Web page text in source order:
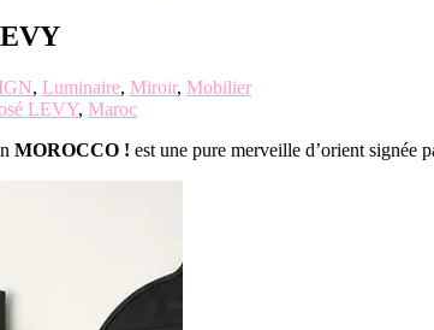
, Luminaire, Miroir, Mobilier
LEVY, Maroc
MOROCCO ! est une pure merveille d’orient signée